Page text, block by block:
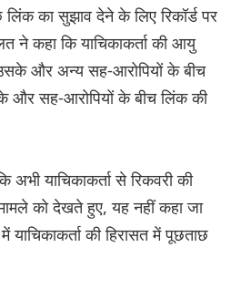
का सुझाव देने के लिए रिकॉर्ड पर
ने कहा कि याचिकाकर्ता की आयु
और अन्य सह-आरोपियों के बीच
सह-आरोपियों के बीच लिंक की
अभी याचिकाकर्ता से रिकवरी की
को देखते हुए, यह नहीं कहा जा
की हिरासत में पूछताछ